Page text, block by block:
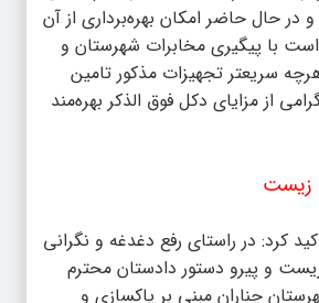
در حال حاضر امکان بهره‌برداری از آن
است با پیگیری مخابرات شهرستان و
سریعتر تجهیزات مذکور تامین
از مزایای دکل فوق الذکر بهره‌مند
زیست
کرد: در راستای رفع دغدغه و نگرانی
و پیرو دستور دادستان محترم
چناران مبنی بر پاکسازی و